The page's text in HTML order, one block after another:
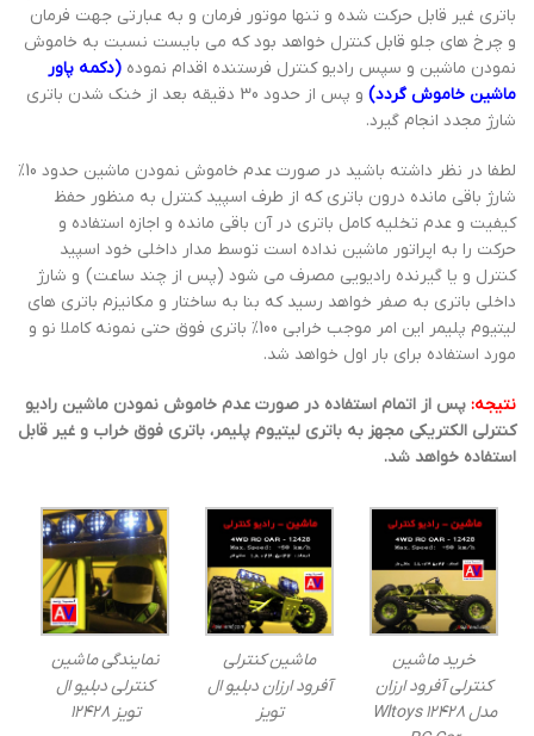
باتری غیر قابل حرکت شده و تنها موتور فرمان و به عبارتی جهت فرمان
و چرخ های جلو قابل کنترل خواهد بود که می بایست نسبت به خاموش
نمودن ماشین و سپس رادیو کنترل فرستنده اقدام نموده (دکمه پاور
ماشین خاموش گردد)
و پس از حدود 30 دقیقه بعد از خنک شدن باتری
شارژ مجدد انجام گیرد.
لطفا در نظر داشته باشید در صورت عدم خاموش نمودن ماشین حدود 10%
شارژ باقی مانده درون باتری که از طرف اسپید کنترل به منظور حفظ
کیفیت و عدم تخلیه کامل باتری در آن باقی مانده و اجازه استفاده و
حرکت را به اپراتور ماشین نداده است توسط مدار داخلی خود اسپید
کنترل و یا گیرنده رادیویی مصرف می شود (پس از چند ساعت) و شارژ
داخلی باتری به صفر خواهد رسید که بنا به ساختار و مکانیزم باتری های
لیتیوم پلیمر این امر موجب خرابی 100% باتری فوق حتی نمونه کاملا نو و
مورد استفاده برای بار اول خواهد شد.
نتیجه: پس از اتمام استفاده در صورت عدم خاموش نمودن ماشین رادیو
کنترلی الکتریکی مجهز به باتری لیتیوم پلیمر، باتری فوق خراب و غیر قابل
استفاده خواهد شد.
خرید ماشین
کنترلی آفرود ارزان
مدل Wltoys 12428
ماشین کنترلی
آفرود ارزان دبلیو ال
تویز
نمایندگی ماشین
کنترلی دبلیو ال
تویز 12428